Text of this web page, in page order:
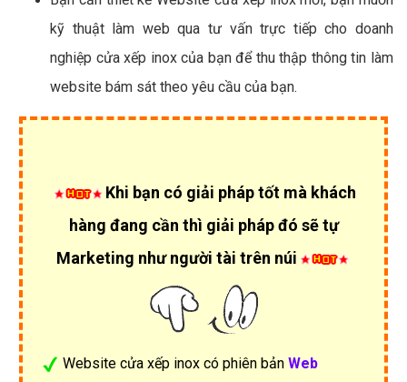
kỹ thuật làm web qua tư vấn trực tiếp cho doanh
nghiệp cửa xếp inox của bạn để thu thập thông tin làm
website bám sát theo yêu cầu của bạn.
Khi bạn có giải pháp tốt mà khách
hàng đang cần thì giải pháp đó sẽ tự
Marketing như người tài trên núi
Website cửa xếp inox có phiên bản Web